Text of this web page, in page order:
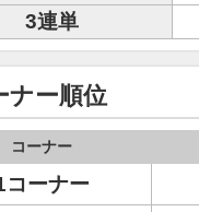
3連単
ナー順位
コーナー
コーナー